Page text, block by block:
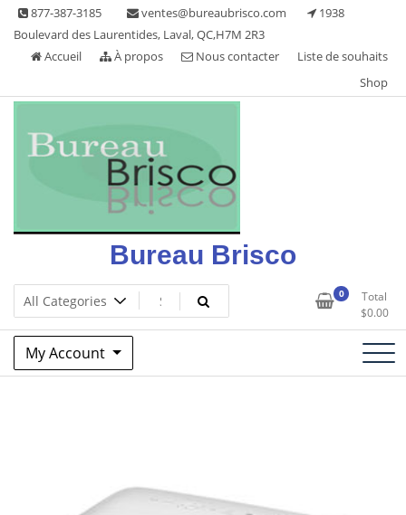
Skip 877-387-3185 ventes@bureaubrisco.com
1938
Boulevard des Laurentides, Laval, QC,H7M 2R3
Accueil
À propos Nous contacter
Liste de souhaits
Shop
Bureau Brisco
0
Total
$0.00
My Account